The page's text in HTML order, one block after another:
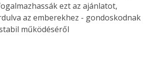
ezt az ajánlatot,
az emberekhez - gondoskodnak
működéséről